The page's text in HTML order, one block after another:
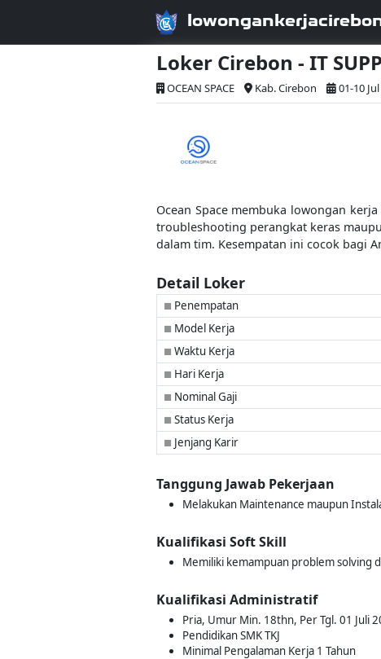
Loker Cirebon - IT
OCEAN SPACE Kab. Cirebon 01-10
Ocean Space membuka lowongan
troubleshooting perangkat keras
dalam tim. Kesempatan ini cocok bagi
Detail Loker
■ Penempatan
■ Model Kerja
■ Waktu Kerja
■ Hari Kerja
■ Nominal Gaji
■ Status Kerja
■ Jenjang Karir
Tanggung Jawab Pekerjaan
Melakukan Maintenance maupun
Kualifikasi Soft Skill
Memiliki kemampuan problem solving
Kualifikasi Administratif
Pria, Umur Min. 18thn, Per Tgl. 01 Juli
Pendidikan SMK TKJ
Minimal Pengalaman Kerja 1 Tahun